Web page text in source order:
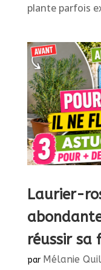
plante parfois
Laurier-
réussir sa
par Mélanie